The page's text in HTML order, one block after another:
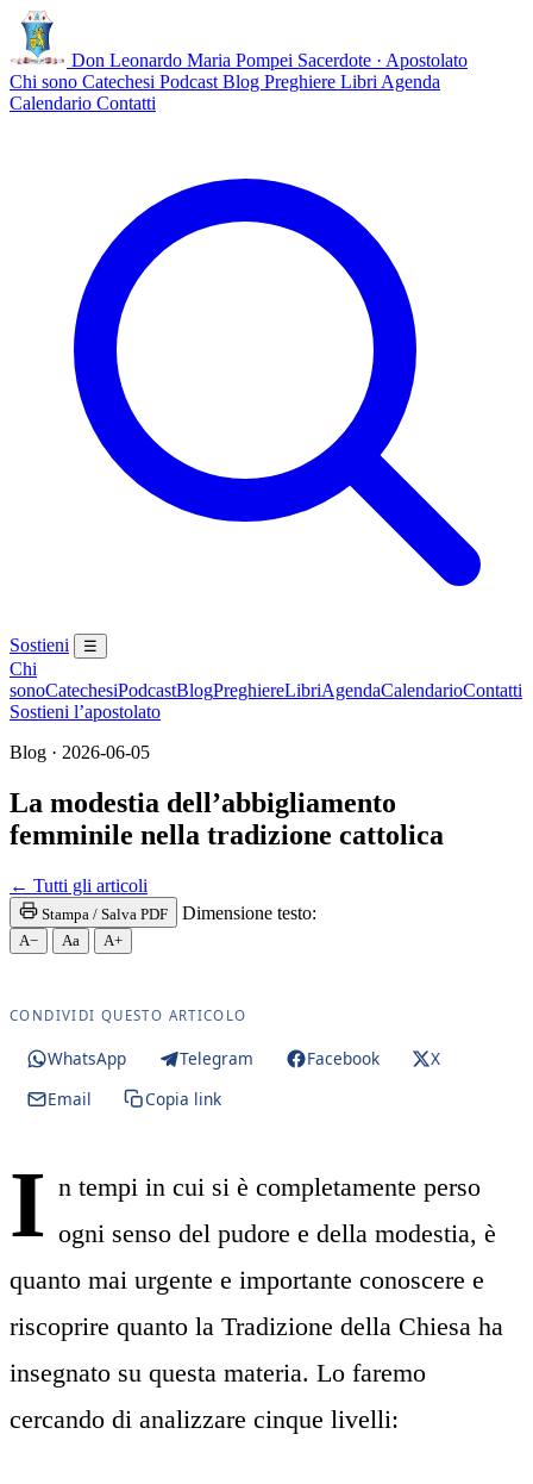
Don Leonardo Maria Pompei Sacerdote · Apostolato
Chi sono Catechesi Podcast Blog Preghiere Libri Agenda
Calendario Contatti
Sostieni ☰
Chi
sonoCatechesiPodcastBlogPreghiereLibriAgendaCalendarioContatti
Sostieni l’apostolato
Blog · 2026-06-05
La modestia dell’abbigliamento
femminile nella tradizione cattolica
← Tutti gli articoli
Stampa / Salva PDF Dimensione testo:
A− Aa A+
CONDIVIDI QUESTO ARTICOLO
WhatsApp Telegram Facebook
X
Email
Copia link
I n tempi in cui si è completamente perso
ogni senso del pudore e della modestia, è
quanto mai urgente e importante conoscere e
riscoprire quanto la Tradizione della Chiesa ha
insegnato su questa materia. Lo faremo
cercando di analizzare cinque livelli: